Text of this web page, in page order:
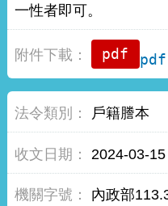
一性者即可。
pdf
戶籍謄本
2024-03-15
內政部